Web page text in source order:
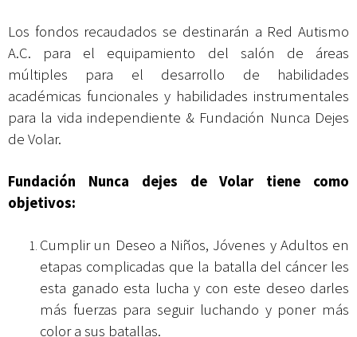
Los fondos recaudados se destinarán a Red Autismo
A.C. para el equipamiento del salón de áreas
múltiples para el desarrollo de habilidades
académicas funcionales y habilidades instrumentales
para la vida independiente & Fundación Nunca Dejes
de Volar.
Fundación Nunca dejes de Volar tiene como
objetivos:
Cumplir un Deseo a Niños, Jóvenes y Adultos en
etapas complicadas que la batalla del cáncer les
esta ganado esta lucha y con este deseo darles
más fuerzas para seguir luchando y poner más
color a sus batallas.